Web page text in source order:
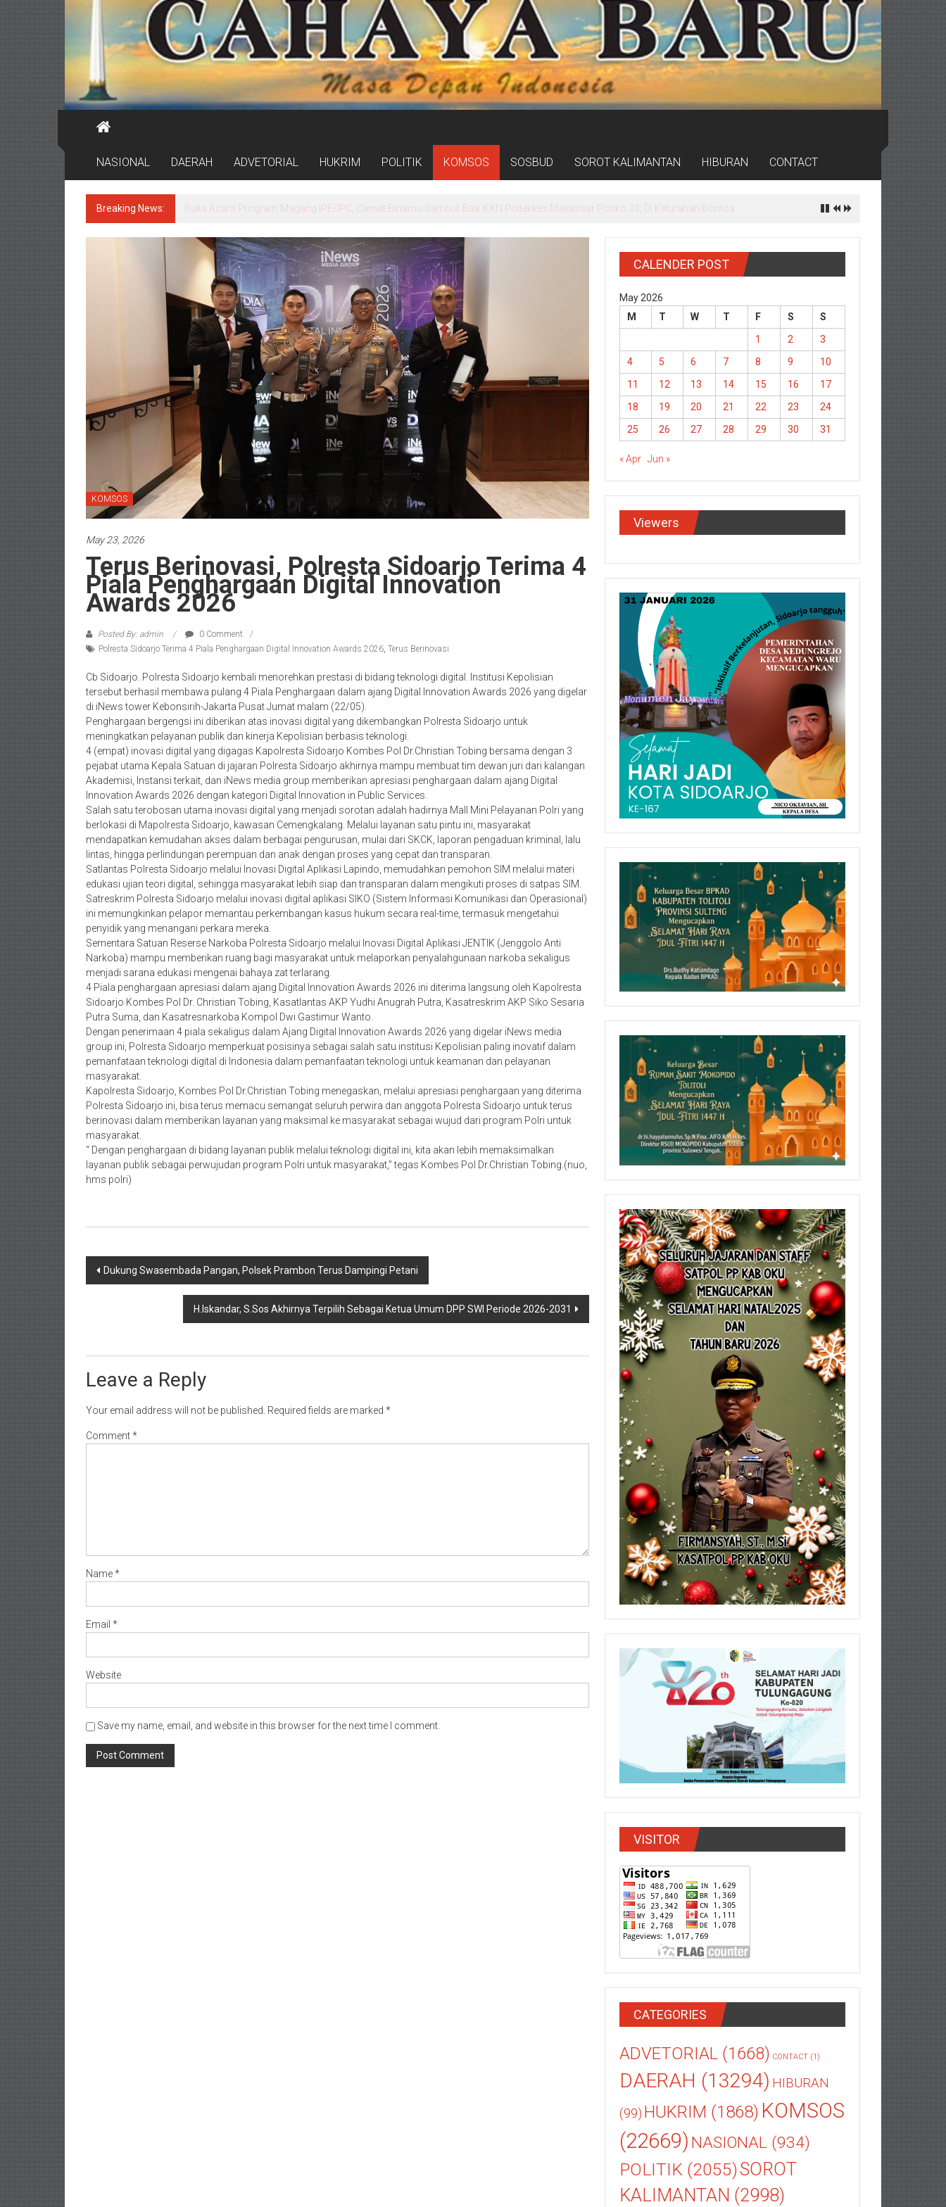
NASIONAL DAERAH ADVETORIAL HUKRIM POLITIK KOMSOS SOSBUD SOROT KALIMANTAN HIBURAN CONTACT
Breaking News: DPRD Surabaya Pastikan Program Kampung Pancasila Terakomodasi Dalam Raperda Kampung Cerdas
KOMSOS
May 23, 2026
Terus Berinovasi, Polresta Sidoarjo Terima 4
Piala Penghargaan Digital Innovation
Awards 2026
Posted By: admin
0 Comment
Polresta Sidoarjo Terima 4 Piala Penghargaan Digital Innovation Awards 2026 Terus Berinovasi
Cb Sidoarjo. Polresta Sidoarjo kembali menorehkan prestasi di bidang teknologi digital. Institusi Kepolisian
tersebut berhasil membawa pulang 4 Piala Penghargaan dalam ajang Digital Innovation Awards 2026 yang digelar
di iNews tower Kebonsirih-Jakarta Pusat Jumat malam (22/05).
Penghargaan bergengsi ini diberikan atas inovasi digital yang dikembangkan Polresta Sidoarjo untuk
meningkatkan pelayanan publik dan kinerja Kepolisian berbasis teknologi.
4 (empat) inovasi digital yang digagas Kapolresta Sidoarjo Kombes Pol Dr.Christian Tobing bersama dengan 3
pejabat utama Kepala Satuan di jajaran Polresta Sidoarjo akhirnya mampu membuat tim dewan juri dari kalangan
Akademisi, Instansi terkait, dan iNews media group memberikan apresiasi penghargaan dalam ajang Digital
Innovation Awards 2026 dengan kategori Digital Innovation in Public Services.
Salah satu terobosan utama inovasi digital yang menjadi sorotan adalah hadirnya Mall Mini Pelayanan Polri yang
berlokasi di Mapolresta Sidoarjo, kawasan Cemengkalang. Melalui layanan satu pintu ini, masyarakat
mendapatkan kemudahan akses dalam berbagai pengurusan, mulai dari SKCK, laporan pengaduan kriminal, lalu
lintas, hingga perlindungan perempuan dan anak dengan proses yang cepat dan transparan.
Satlantas Polresta Sidoarjo melalui Inovasi Digital Aplikasi Lapindo, memudahkan pemohon SIM melalui materi
edukasi ujian teori digital, sehingga masyarakat lebih siap dan transparan dalam mengikuti proses di satpas SIM.
Satreskrim Polresta Sidoarjo melalui inovasi digital aplikasi SIKO (Sistem Informasi Komunikasi dan Operasional)
ini memungkinkan pelapor memantau perkembangan kasus hukum secara real-time, termasuk mengetahui
penyidik yang menangani perkara mereka.
Sementara Satuan Reserse Narkoba Polresta Sidoarjo melalui Inovasi Digital Aplikasi JENTIK (Jenggolo Anti
Narkoba) mampu memberikan ruang bagi masyarakat untuk melaporkan penyalahgunaan narkoba sekaligus
menjadi sarana edukasi mengenai bahaya zat terlarang.
4 Piala penghargaan apresiasi dalam ajang Digital Innovation Awards 2026 ini diterima langsung oleh Kapolresta
Sidoarjo Kombes Pol Dr. Christian Tobing, Kasatlantas AKP Yudhi Anugrah Putra, Kasatreskrim AKP Siko Sesaria
Putra Suma, dan Kasatresnarkoba Kompol Dwi Gastimur Wanto.
Dengan penerimaan 4 piala sekaligus dalam Ajang Digital Innovation Awards 2026 yang digelar iNews media
group ini, Polresta Sidoarjo memperkuat posisinya sebagai salah satu institusi Kepolisian paling inovatif dalam
pemanfataan teknologi digital di Indonesia dalam pemanfaatan teknologi untuk keamanan dan pelayanan
masyarakat.
Kapolresta Sidoarjo, Kombes Pol Dr.Christian Tobing menegaskan, melalui apresiasi penghargaan yang diterima
Polresta Sidoarjo ini, bisa terus memacu semangat seluruh perwira dan anggota Polresta Sidoarjo untuk terus
berinovasi dalam memberikan layanan yang maksimal ke masyarakat sebagai wujud dari program Polri untuk
masyarakat.
“ Dengan penghargaan di bidang layanan publik melalui teknologi digital ini, kita akan lebih memaksimalkan
layanan publik sebagai perwujudan program Polri untuk masyarakat,” tegas Kombes Pol Dr.Christian Tobing.(nuo,
hms polri)
Post
Dukung Swasembada Pangan, Polsek Prambon Terus Dampingi Petani
H.Iskandar, S.Sos Akhirnya Terpilih Sebagai Ketua Umum DPP SWI Periode 2026-2031
Leave a Reply
Your email address will not be published. Required fields are marked *
Comment*
Name*
Email *
Website
Save my name, email, and website in this browser for the next time I comment.
CALENDER POST
May 2026
M
T W T F S
S
1
2
3
4
5 6 7 8 9
10
11
12 13 14 15 16
17
18
19 20 21 22 23
24
25
26 27 28 29 30 31
« Apr Jun »
Viewers
VISITOR
CATEGORIES
ADVETORIAL (1668) CONTACT (1)
DAERAH (13294) HIBURAN
(99) HUKRIM (1868) KOMSOS
(22669) NASIONAL (934)
POLITIK (2055)SOROT
KALIMANTAN (2998)